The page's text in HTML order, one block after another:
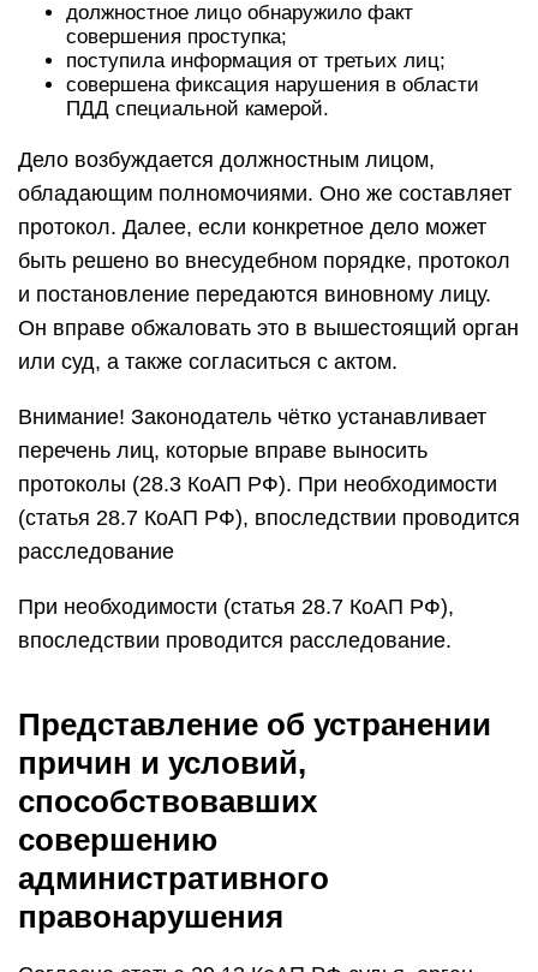
должностное лицо обнаружило факт
совершения проступка;
поступила информация от третьих лиц;
совершена фиксация нарушения в области
ПДД специальной камерой.
Дело возбуждается должностным лицом,
обладающим полномочиями. Оно же составляет
протокол. Далее, если конкретное дело может
быть решено во внесудебном порядке, протокол
и постановление передаются виновному лицу.
Он вправе обжаловать это в вышестоящий орган
или суд, а также согласиться с актом.
Внимание! Законодатель чётко устанавливает
перечень лиц, которые вправе выносить
протоколы (28.3 КоАП РФ). При необходимости
(статья 28.7 КоАП РФ), впоследствии проводится
расследование
При необходимости (статья 28.7 КоАП РФ),
впоследствии проводится расследование.
Представление об устранении
причин и условий,
способствовавших
совершению
административного
правонарушения